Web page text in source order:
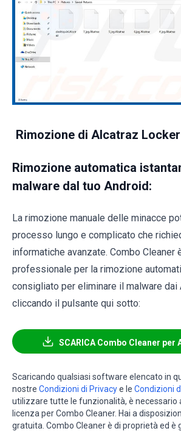
Rimozione di Alcatraz
Rimozione automatica
malware dal tuo Android:
La rimozione manuale delle minacce
processo lungo e complicato che
informatiche avanzate. Combo Cleaner
professionale per la rimozione
consigliato per eliminare il malware dai
cliccando il pulsante qui sotto:
SCARICA Combo Cleaner per
Scaricando qualsiasi software elencato in
nostre Condizioni di Privacye le Condizioni
utilizzare tutte le funzionalità, è necessario
licenza per Combo Cleaner. Hai a
gratuita. Combo Cleaner è di proprietà ed è